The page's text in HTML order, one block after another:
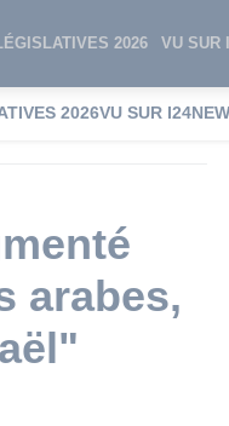
2026 VU SUR
2026VU SUR
arabes,